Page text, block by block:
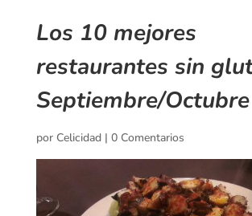
Los 10 mejores
restaurantes sin
Septiembre/Octubre
por Celicidad| 0 Comentarios